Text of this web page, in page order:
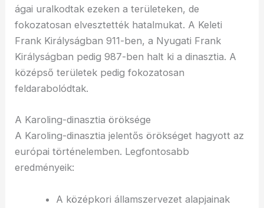
ágai uralkodtak ezeken a területeken, de
fokozatosan elvesztették hatalmukat. A Keleti
Frank Királyságban 911-ben, a Nyugati Frank
Királyságban pedig 987-ben halt ki a dinasztia. A
középső területek pedig fokozatosan
feldarabolódtak.
A Karoling-dinasztia öröksége
A Karoling-dinasztia jelentős örökséget hagyott az
európai történelemben. Legfontosabb
eredményeik:
A középkori államszervezet alapjainak